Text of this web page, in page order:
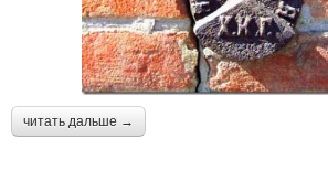
читать дальше →